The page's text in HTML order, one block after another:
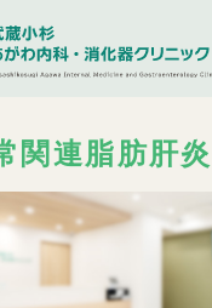
関連脂肪肝